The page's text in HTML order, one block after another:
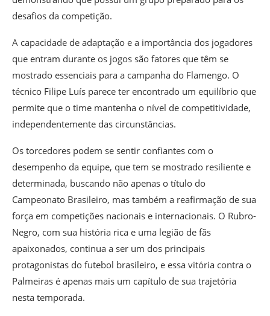
desafios da competição.
A capacidade de adaptação e a importância dos jogadores
que entram durante os jogos são fatores que têm se
mostrado essenciais para a campanha do Flamengo. O
técnico Filipe Luís parece ter encontrado um equilíbrio que
permite que o time mantenha o nível de competitividade,
independentemente das circunstâncias.
Os torcedores podem se sentir confiantes com o
desempenho da equipe, que tem se mostrado resiliente e
determinada, buscando não apenas o título do
Campeonato Brasileiro, mas também a reafirmação de sua
força em competições nacionais e internacionais. O Rubro-
Negro, com sua história rica e uma legião de fãs
apaixonados, continua a ser um dos principais
protagonistas do futebol brasileiro, e essa vitória contra o
Palmeiras é apenas mais um capítulo de sua trajetória
nesta temporada.